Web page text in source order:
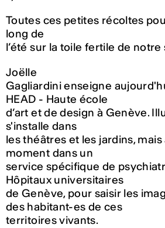
Toutes ces petites récoltes
long de
l’été sur la toile fertile de
Joëlle
Gagliardini enseigne
HEAD - Haute école
d’art et de design à Genève.
s'installe dans
les théâtres et les jardins, mais
moment dans un
service spécifique de
Hôpitaux universitaires
de Genève, pour saisir les
des habitant-es de ces
territoires vivants.